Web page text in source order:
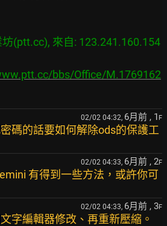
(ptt.cc), 來自: 123.241.160.154
bbs/Office/M.1769162
02/02 04:32, 6月前 , 1 F
碼的話要如何解除ods的保護工
02/02 04:33, 6月前 , 2F
有得到一些方法，或許你可
02/02 04:33, 6月前 , 3F
字編輯器修改、再重新壓縮。